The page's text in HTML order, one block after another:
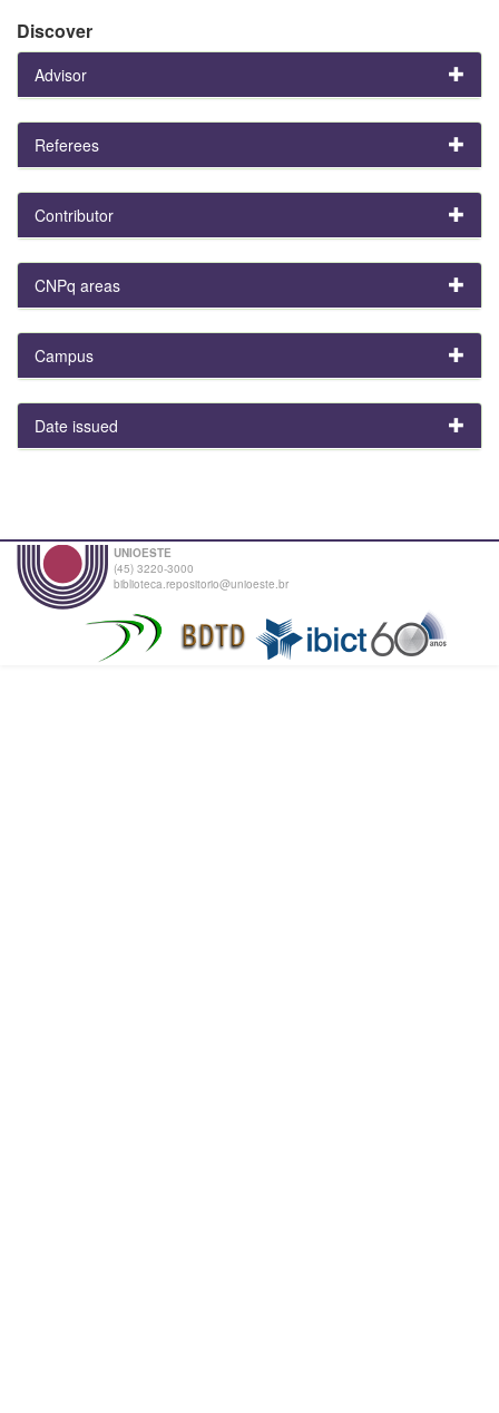
Discover
Advisor
Referees
Contributor
CNPq areas
Campus
Date issued
UNIOESTE
(45) 3220-3000
biblioteca.repositorio@unioeste.br